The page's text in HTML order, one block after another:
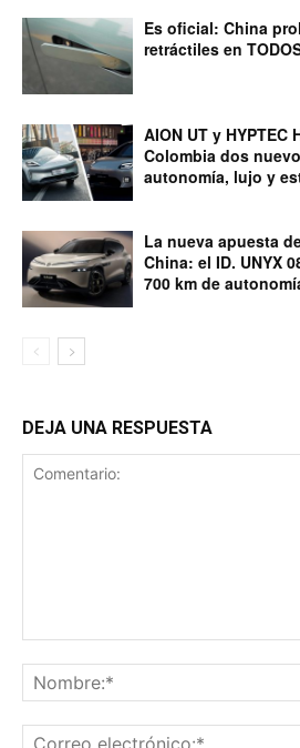
Es oficial: China
retráctiles en
AION UT y HYPTEC
Colombia dos
autonomía, lujo y
La nueva apuesta
China: el ID. UNYX
700 km de
DEJA UNA RESPUESTA